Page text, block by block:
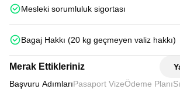
Mesleki sorumluluk sigortası
Bagaj Hakkı (20 kg geçmeyen valiz hakkı)
Merak Ettikleriniz
Başvuru AdımlarıPasaport VizeÖdeme Planı